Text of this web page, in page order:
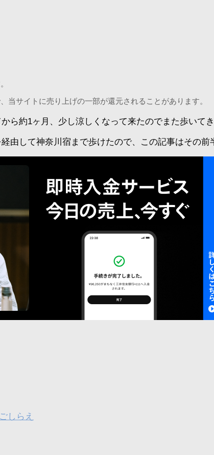
当サイトに売り上げの一部が還元されることがあります。
ら約1ヶ月、少し涼しくなって来たのでまた歩いてき
由して神奈川宿まで歩けたので、この記事はその
しらえ